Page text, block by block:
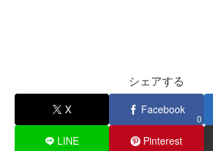
シェアする
X Facebook
0
LINE Pinterest